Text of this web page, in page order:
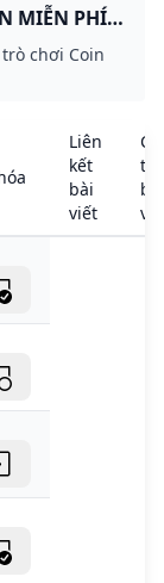
MIỄN PHÍ
chơi Coin
Liên
kết
bài
viết
bài